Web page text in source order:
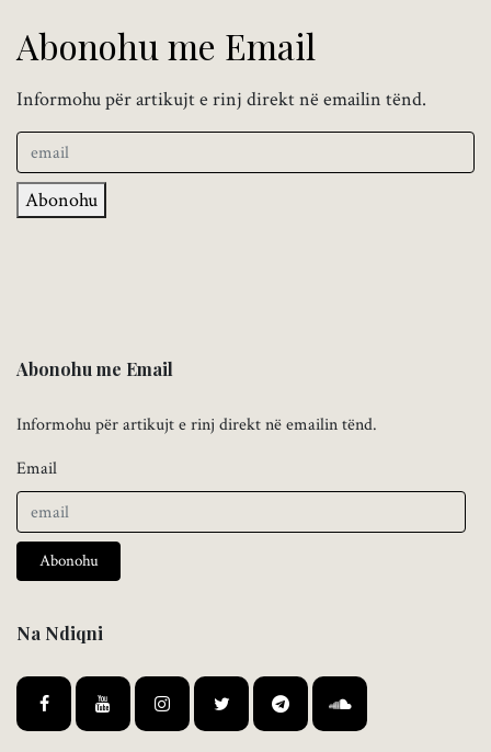
Abonohu me Email
Informohu për artikujt e rinj direkt në emailin tënd.
Abonohu
Abonohu me Email
Informohu për artikujt e rinj direkt në emailin tënd.
Email
Abonohu
Na Ndiqni